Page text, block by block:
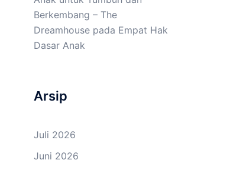
Berkembang – The
Dreamhousepada Empat Hak
Dasar Anak
Arsip
Juli 2026
Juni 2026